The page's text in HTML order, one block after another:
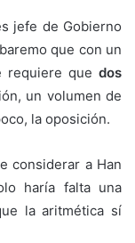
jefe de Gobierno
que con un
requiere que dos
un volumen de
la oposición.
considerar a Han
haría falta una
la aritmética sí